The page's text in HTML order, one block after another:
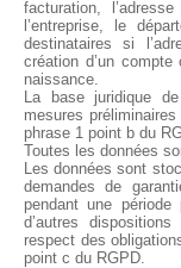
facturation,
l’entreprise, le
destinataires si
création d’un
naissance.
La base juridique
mesures
phrase 1 point b du
Toutes les données
Les données sont
demandes de
pendant une
d’autres
respect des
point c du RGPD.